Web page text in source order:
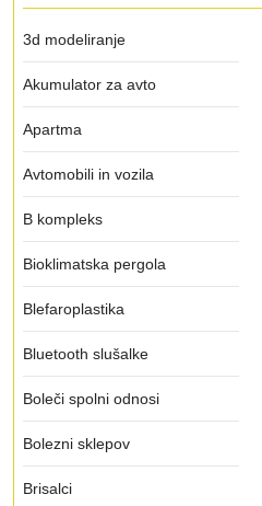
3d modeliranje
Akumulator za avto
Apartma
Avtomobili in vozila
B kompleks
Bioklimatska pergola
Blefaroplastika
Bluetooth slušalke
Boleči spolni odnosi
Bolezni sklepov
Brisalci